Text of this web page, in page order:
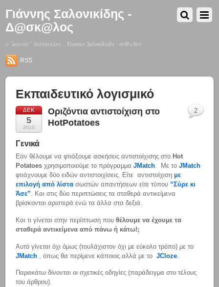
Γιάννης Σαλονικίδης -
Δ@σκ@λος
o "κοινός" δάσκαλος - Yiannis Salonikidis - te@cher
RSS
Εκπαιδευτικό λογισμικό
ΔΕΚ
5
2010
Οριζόντια αντιστοίχιση στο
HotPotatoes
Γενικά
Εάν θέλουμε να φτιάξουμε ασκήσεις αντιστοίχισης στο Hot
Potatoesχρησιμοποιούμε το πρόγραμμαJMatch. Με τοJMatch
φτιάχνουμε δύο ειδών αντιστοιχίσεις. Είτε αντιστοίχιση με
επιλογή από λίστα σωστών απαντήσεων είτε τύπου “Σύρε κι
Άσε”. Και στις δύο περιπτώσεις τα σταθερά αντικείμενα
βρίσκονται αριστερά ενώ τα άλλα στα δεξιά.
Και τι γίνεται στην περίπτωση πουθέλουμε να έχουμε τα
σταθερά αντικείμενα από πάνω ή κάτω!;
Αυτό γίνεται όχι όμως (τουλάχιστον όχι με εύκολο τρόπο) με το
JMatch , όπως θα περίμενε κάποιος αλλά με τοJCloze
Παρακάτω δίνονται οι σχετικές οδηγίες (παράδειγμα στο τέλους
του άρθρου).
2